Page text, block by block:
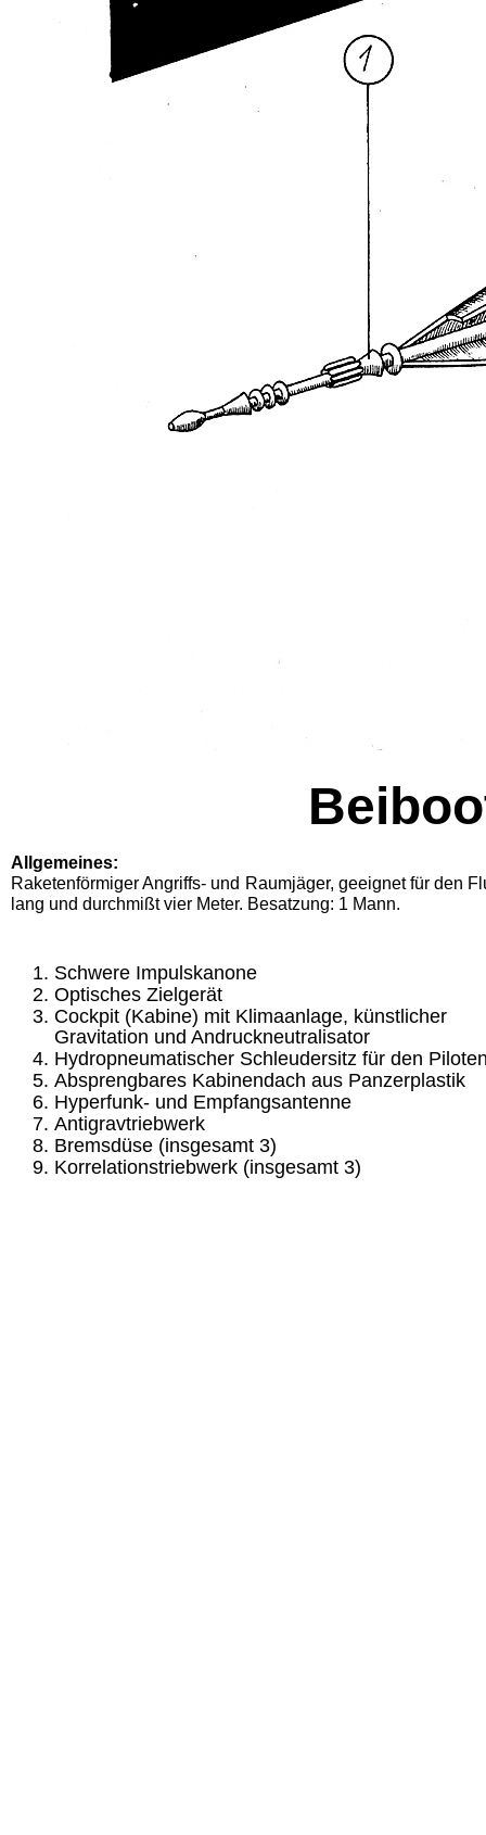
Allgemeines:
Raketenförmiger Angriffs- und Raumjäger, geeig­net für den
lang und durchmißt vier Meter. Besatzung: 1 Mann.
Schwere Impulskanone
Optisches Zielgerät
Cockpit (Kabine) mit Klimaanlage, künstlicher
Gravitation und Andruckneutralisator
Hydropneumatischer Schleudersitz für den
Absprengbares Kabinendach aus Panzerplastik
Hyperfunk- und Empfangsantenne
Antigravtriebwerk
Bremsdüse (insgesamt 3)
Korrelationstriebwerk (insgesamt 3)